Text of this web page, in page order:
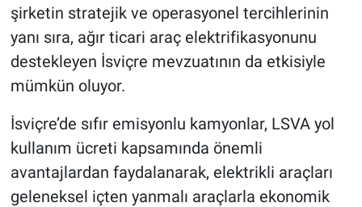
şirketin stratejik ve operasyonel tercihlerinin
yanı sıra, ağır ticari araç elektrifikasyonunu
destekleyen İsviçre mevzuatının da etkisiyle
mümkün oluyor.
İsviçre’de sıfır emisyonlu kamyonlar, LSVA yol
kullanım ücreti kapsamında önemli
avantajlardan faydalanarak, elektrikli araçları
geleneksel içten yanmalı araçlarla ekonomik